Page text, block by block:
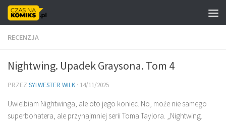
Skip to content
RECENZJA
Nightwing. Upadek Graysona. Tom 4
PRZEZ SYLWESTER WILK · 14/11/2025
Uwielbiam Nightwinga, ale oto jego koniec. No, może nie samego
superbohatera, ale przynajmniej serii Toma Taylora. „Nightwing.